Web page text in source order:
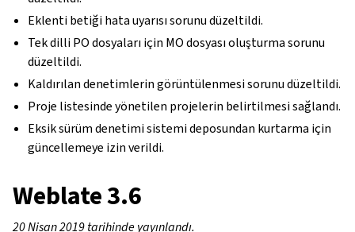
Eklenti betiği hata uyarısı sorunu düzeltildi.
Tek dilli PO dosyaları için MO dosyası oluşturma sorunu
düzeltildi.
Kaldırılan denetimlerin görüntülenmesi sorunu düzeltildi.
Proje listesinde yönetilen projelerin belirtilmesi sağlandı.
Eksik sürüm denetimi sistemi deposundan kurtarma için
güncellemeye izin verildi.
Weblate 3.6
20 Nisan 2019 tarihinde yayınlandı.